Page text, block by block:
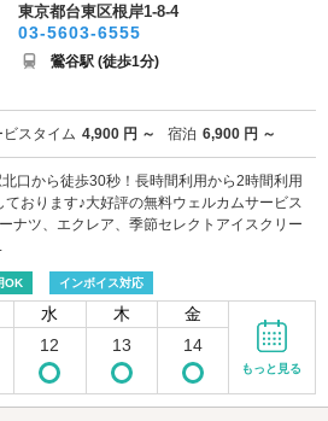
東京都台東区根岸1-8-4
03-5603-6555
鶯谷駅 (徒歩1分)
ビスタイム 4,900 円 ～ 宿泊 6,900 円 ～
口から徒歩30秒！長時間利用から2時間利用
おります♪大好評の無料ウェルカムサービス
ナツ、エクレア、季節セレクトアイスクリー
OK インボイス対応
水 木 金
12 13 14
もっと見る